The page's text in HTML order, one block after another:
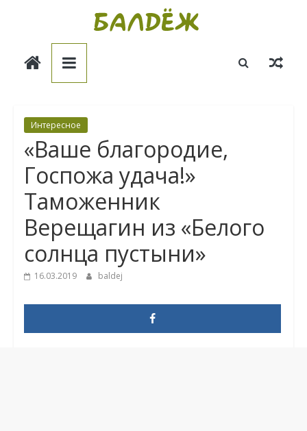
Балдёж
Интересное
«Ваше благородие,
Госпожа удача!»
Таможенник
Верещагин из «Белого
солнца пустыни»
16.03.2019 baldej